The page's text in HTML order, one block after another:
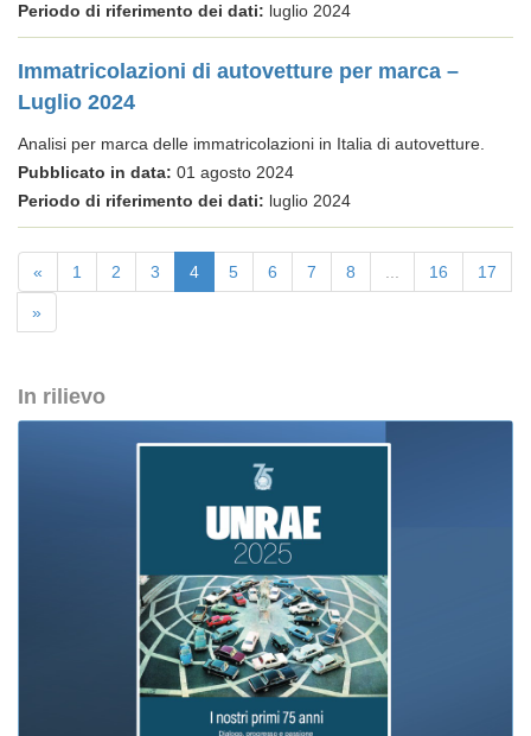
Periodo di riferimento dei dati: luglio 2024
Immatricolazioni di autovetture per marca –
Luglio 2024
Analisi per marca delle immatricolazioni in Italia di autovetture.
Pubblicato in data: 01 agosto 2024
Periodo di riferimento dei dati: luglio 2024
« 1 2 3 4 5 6 7 8 16 17
»
In rilievo